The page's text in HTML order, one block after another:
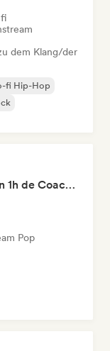
dem Klang/der
fi Hip-Hop
Développe ta carrière en 1h de Coaching
Pop